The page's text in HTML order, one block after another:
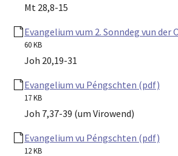
Mt 28,8-15
Evangelium vum 2. Sonndeg vun
60 KB
Joh 20,19-31
Evangelium vu Péngschten (pdf)
17 KB
Joh 7,37-39 (um Virowend)
Evangelium vu Péngschten (pdf)
12 KB